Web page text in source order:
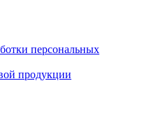
персональных
продукции